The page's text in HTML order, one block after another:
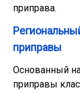
приправа.
приправы
Основанный
приправы